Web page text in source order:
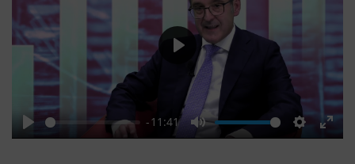
Play
-11:41
Mute Settings
Play